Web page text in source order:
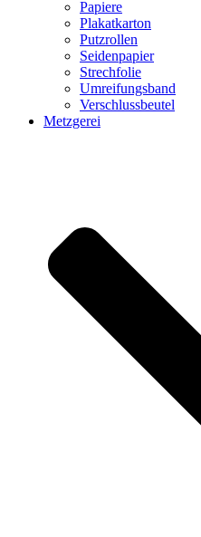
Papiere
Plakatkarton
Putzrollen
Seidenpapier
Strechfolie
Umreifungsband
Verschlussbeutel
Metzgerei